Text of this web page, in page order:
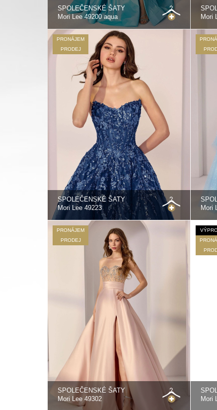
SPOLEČENSKÉ ŠATY
Mori Lee 49200 aqua
Mori
PRONÁJEM
PRODEJ
SPOLEČENSKÉ ŠATY
Mori Lee 49223
Mori
PRONÁJEM
PRODEJ
SPOLEČENSKÉ ŠATY
Mori Lee 49302
Mori